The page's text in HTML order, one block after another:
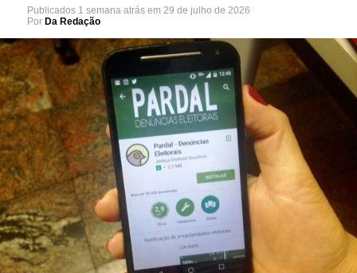
Publicados 1 semana atrás em 29 de julho de 2026
Por Da Redação